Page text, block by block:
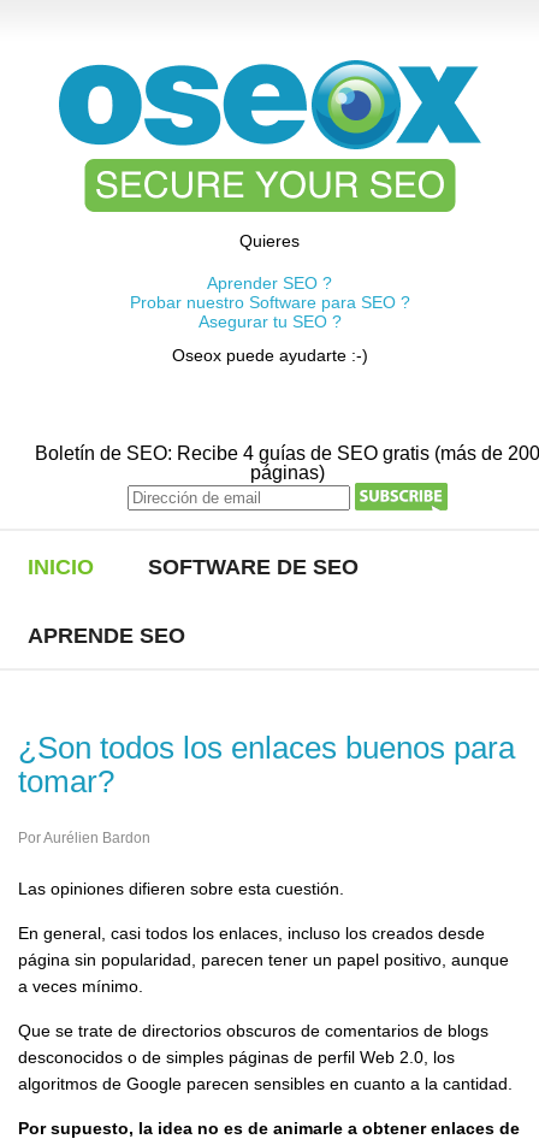
Quieres
Aprender SEO ?
Probar nuestro Software para SEO ?
Asegurar tu SEO ?
Oseox puede ayudarte :-)
Boletín de SEO: Recibe 4 guías de SEO gratis (más de 200
páginas)
INICIO SOFTWARE DE SEO
APRENDE SEO
¿Son todos los enlaces buenos para
tomar?
Por Aurélien Bardon
Las opiniones difieren sobre esta cuestión.
En general, casi todos los enlaces, incluso los creados desde
página sin popularidad, parecen tener un papel positivo, aunque
a veces mínimo.
Que se trate de directorios obscuros de comentarios de blogs
desconocidos o de simples páginas de perfil Web 2.0, los
algoritmos de Google parecen sensibles en cuanto a la cantidad.
Por supuesto, la idea no es de animarle a obtener enlaces de